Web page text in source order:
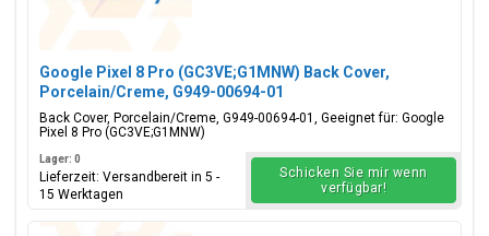
Google Pixel 8 Pro (GC3VE;G1MNW) Back Cover,
Porcelain/Creme, G949-00694-01
Back Cover, Porcelain/Creme, G949-00694-01, Geeignet für: Google
Pixel 8 Pro (GC3VE;G1MNW)
Lager: 0
Lieferzeit: Versandbereit in 5 -
15 Werktagen
Schicken Sie mir wenn
verfügbar!